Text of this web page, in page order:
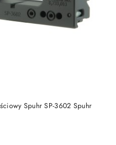
Spuhr SP-3602 Spuhr
DO KOSZYKA